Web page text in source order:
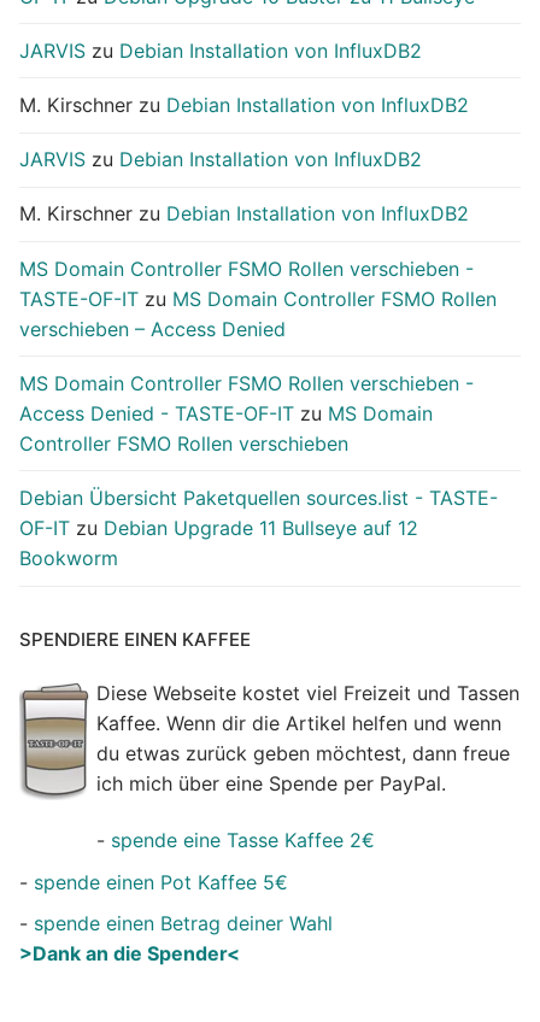
JARVIS zu Debian Installation von InfluxDB2
M. Kirschner zu Debian Installation von InfluxDB2
JARVIS zu Debian Installation von InfluxDB2
M. Kirschner zu Debian Installation von InfluxDB2
MS Domain Controller FSMO Rollen verschieben -
TASTE-OF-IT zu MS Domain Controller FSMO Rollen
verschieben – Access Denied
MS Domain Controller FSMO Rollen verschieben -
Access Denied - TASTE-OF-IT zu MS Domain
Controller FSMO Rollen verschieben
Debian Übersicht Paketquellen sources.list - TASTE-
OF-IT zu Debian Upgrade 11 Bullseye auf 12
Bookworm
SPENDIERE EINEN KAFFEE
Diese Webseite kostet viel Freizeit und Tassen
Kaffee. Wenn dir die Artikel helfen und wenn
du etwas zurück geben möchtest, dann freue
ich mich über eine Spende per PayPal.
- spende eine Tasse Kaffee 2€
- spende einen Pot Kaffee 5€
- spende einen Betrag deiner Wahl
>Dank an die Spender<